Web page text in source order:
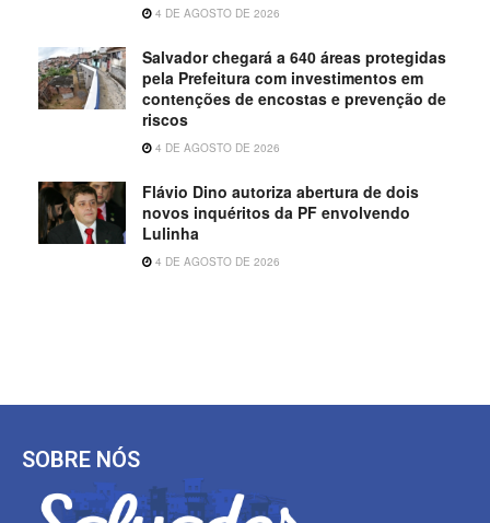
4 DE AGOSTO DE 2026
Salvador chegará a 640 áreas protegidas
pela Prefeitura com investimentos em
contenções de encostas e prevenção de
riscos
4 DE AGOSTO DE 2026
Flávio Dino autoriza abertura de dois
novos inquéritos da PF envolvendo
Lulinha
4 DE AGOSTO DE 2026
SOBRE NÓS